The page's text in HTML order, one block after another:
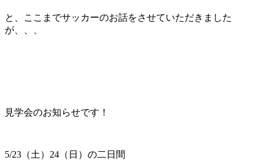
と、ここまでサッカーのお話をさせていただきました
が、、、
見学会のお知らせです！
5/23（土）24（日）の二日間